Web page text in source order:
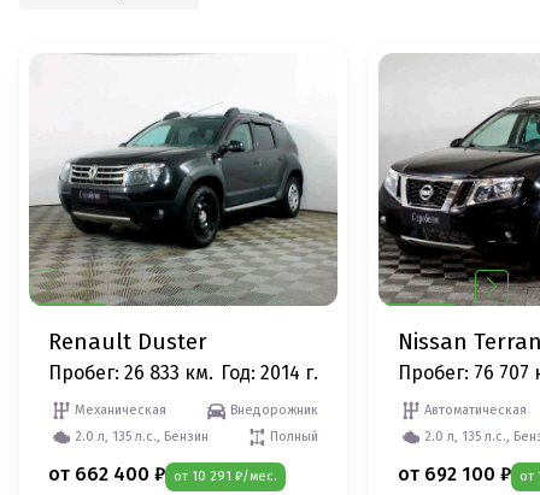
Renault Duster
Пробег: 26 833 км. Год: 2014 г.
Механическая
Внедорожник
2.0 л, 135 л.с., Бензин
Полный
от 662 400 ₽ от 10 291 ₽/мес.
Nissan
Пробег: 76 707
Автоматическая
2.0 л, 135 л.с.,
от 692 100 ₽ от